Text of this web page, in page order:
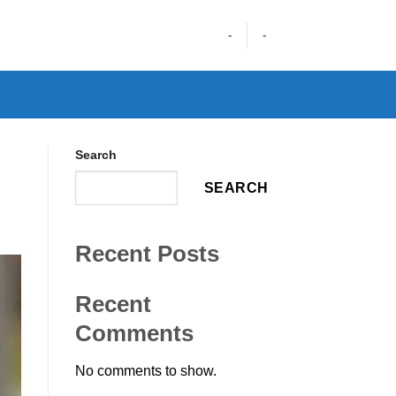
- -
Search
SEARCH
Recent Posts
Recent
Comments
No comments to show.